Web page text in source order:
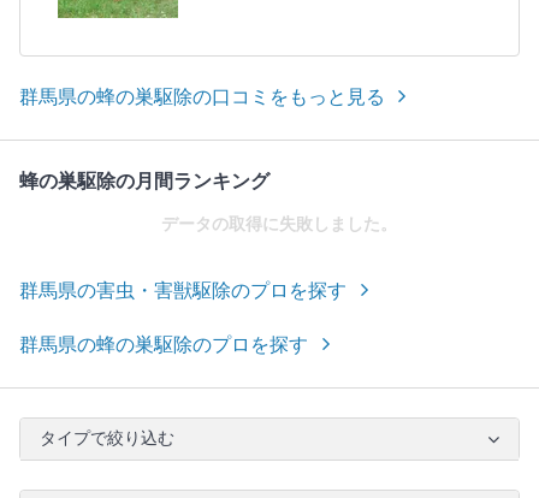
群馬県の蜂の巣駆除の口コミをもっと見る
蜂の巣駆除の月間ランキング
データの取得に失敗しました。
群馬県の害虫・害獣駆除のプロを探す
群馬県の蜂の巣駆除のプロを探す
タイプで絞り込む